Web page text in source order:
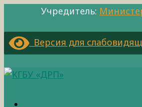
Учредитель:
Версия для